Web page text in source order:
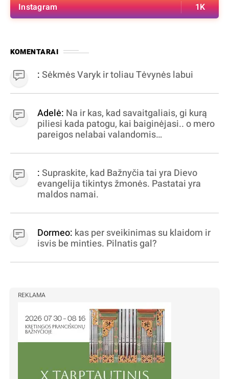
Instagram 1K
KOMENTARAI
:Sėkmės Varyk ir toliau Tėvynės labui
Adelė: Na ir kas, kad savaitgaliais, gi kurą
piliesi kada patogu, kai baiginėjasi.. o mero
pareigos nelabai valandomis
virpinimas, ieškokit kur milijonus vagia
dujininkai, elektros aferistai, stadionų
statytojai Vilnuje
:Supraskite, kad Bažnyčia tai yra Dievo
evangelija tikintys žmonės. Pastatai yra
maldos namai.
Dormeo: kas per sveikinimas su klaidom ir
isvis be minties. Pilnatis gal?
REKLAMA